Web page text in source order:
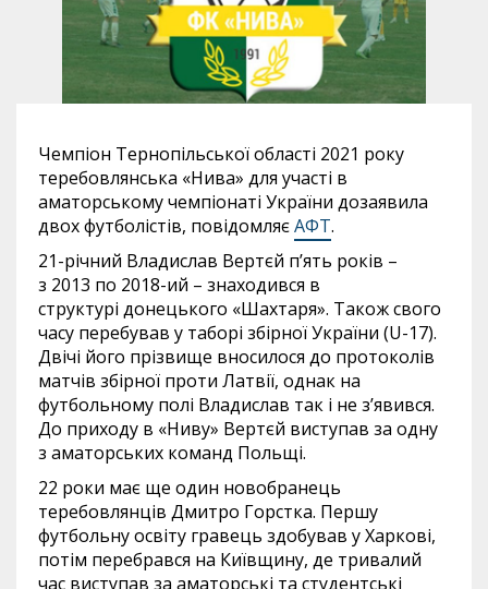
Чемпіон Тернопільської області 2021 року
теребовлянська «Нива» для участі в
аматорському чемпіонаті України дозаявила
двох футболістів, повідомляєАФТ.
21-річний Владислав Вертєй п’ять років –
з 2013 по 2018-ий – знаходився в
структурі донецького «Шахтаря». Також свого
часу перебував у таборі збірної України (U-17).
Двічі його прізвище вносилося до протоколів
матчів збірної проти Латвії, однак на
футбольному полі Владислав так і не з’явився.
До приходу в «Ниву» Вертєй виступав за одну
з аматорських команд Польщі.
22 роки має ще один новобранець
теребовлянців Дмитро Горстка. Першу
футбольну освіту гравець здобував у Харкові,
потім перебрався на Київщину, де тривалий
час виступав за аматорські та студентські